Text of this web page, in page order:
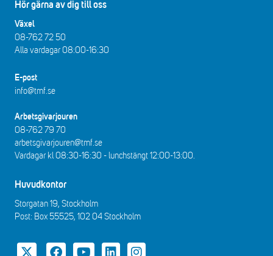
Hör gärna av dig till oss
Växel
08-762 72 50
Alla vardagar 08:00-16:30​​
E-post
info@tmf.se
Arbetsgivarjouren
08-762 79 70
arbetsgivarjouren@tmf.se
Vardagar kl 08:30-16:30 - lunchstängt 12:00-13:00​.
Huvudkontor
Storgatan 19, Stockholm
Post: Box 55525, 102 04 Stockholm